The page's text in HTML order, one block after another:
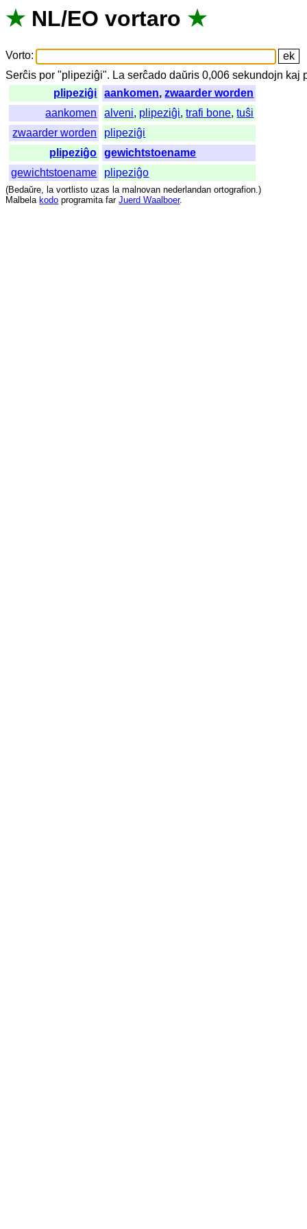
★ NL/EO vortaro ★
Vorto:
Serĉis por "plipeziĝi". La serĉado daŭris 0,006sekundojn kaj
plipeziĝi
aankomen,zwaarder worden
aankomen
alveni, plipeziĝi,trafi bone,tuŝi
zwaarder worden
plipeziĝi
plipeziĝo
gewichtstoename
gewichtstoename
plipeziĝo
(Bedaŭre, la vortlisto uzas la malnovan nederlandan ortografion.)
Malbela kodo programita far Juerd Waalboer.